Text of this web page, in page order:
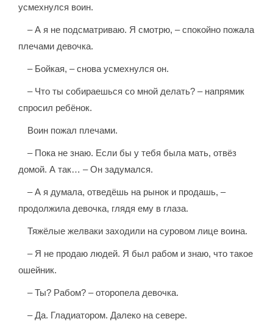
усмехнулся воин.
– А я не подсматриваю. Я смотрю, – спокойно пожала
плечами девочка.
– Бойкая, – снова усмехнулся он.
– Что ты собираешься со мной делать? – напрямик
спросил ребёнок.
Воин пожал плечами.
– Пока не знаю. Если бы у тебя была мать, отвёз
домой. А так… – Он задумался.
– А я думала, отведёшь на рынок и продашь, –
продолжила девочка, глядя ему в глаза.
Тяжёлые желваки заходили на суровом лице воина.
– Я не продаю людей. Я был рабом и знаю, что такое
ошейник.
– Ты? Рабом? – оторопела девочка.
– Да. Гладиатором. Далеко на севере.